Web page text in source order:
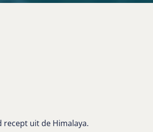
recept uit de Himalaya.